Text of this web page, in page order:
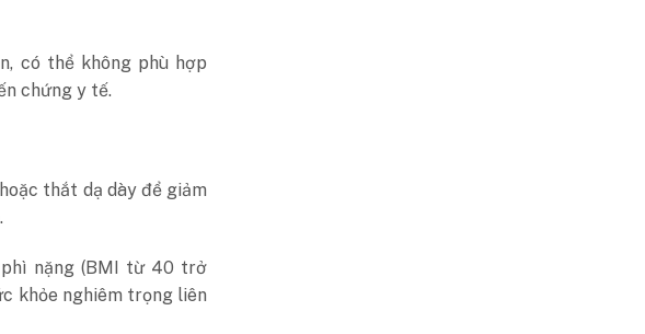
có thể không phù hợp
chứng y tế.
thắt dạ dày để giảm
nặng (BMI từ 40 trở
khỏe nghiêm trọng liên